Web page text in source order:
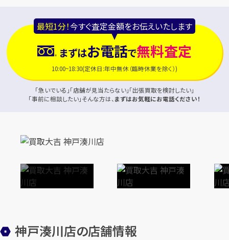
最短1分！今すぐ査定金額をお伝えいたします
まずはお電話で無料査定
10:00~18:30(定休日:年中無休（臨時休業を除く）)
「急いでいる」「店舗が見当たらない」「出張買取を検討したい」
「事前に相談したい」そんな方は、 まずはお気軽にお電話ください！
神戸湊川店の店舗情報